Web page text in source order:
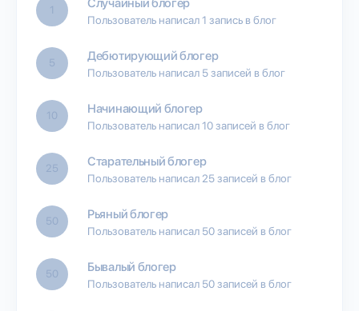
1
Пользователь написал 1 запись в блог
5 Дебютирующий блогер
Пользователь написал 5 записей в блог
10 Начинающий блогер
Пользователь написал 10 записей в блог
25 Старательный блогер
Пользователь написал 25 записей в блог
50 Рьяный блогер
Пользователь написал 50 записей в блог
50 Бывалый блогер
Пользователь написал 50 записей в блог